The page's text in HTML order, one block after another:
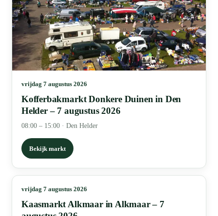
vrijdag 7 augustus 2026
Kofferbakmarkt Donkere Duinen in Den
Helder – 7 augustus 2026
08:00 – 15:00 · Den Helder
Bekijk markt
vrijdag 7 augustus 2026
Kaasmarkt Alkmaar in Alkmaar – 7